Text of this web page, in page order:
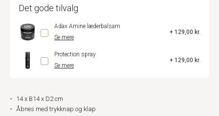
Det gode tilvalg
Adax Amine læderbalsam
Se mere
+ 129,00 kr.
Protection spray
Se mere
+ 129,00 kr.
14 x B14 x D2 cm
Åbnes med trykknap og klap